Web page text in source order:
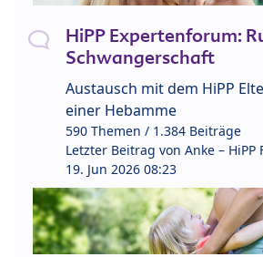
HiPP Expertenforum:
Schwangerschaft
Austausch mit dem HiPP
einer Hebamme
590 Themen / 1.384 Beiträge
Letzter Beitrag von Anke – HiPP
19. Jun 2026 08:23